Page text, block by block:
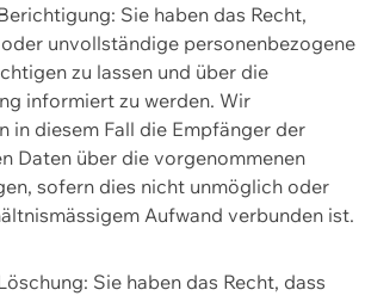
Sie haben das Recht,
unvollständige personenbezogene
zu lassen und über die
informiert zu werden. Wir
in diesem Fall die Empfänger der
Daten über die vorgenommenen
sofern dies nicht unmöglich oder
Aufwand verbunden ist.
Sie haben das Recht, dass